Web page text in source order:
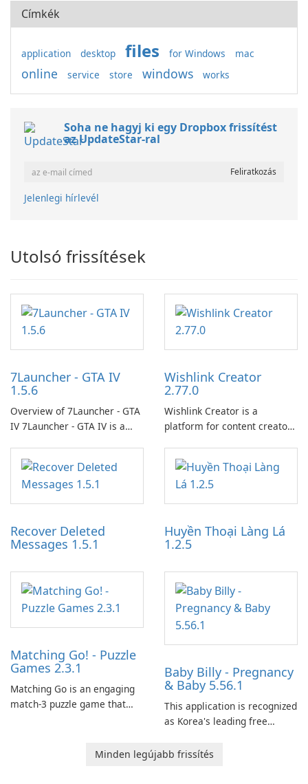
Címkék
application desktop files for Windows mac
online service store windows works
Soha ne hagyj ki egy Dropbox frissítést
az UpdateStar-ral
Jelenlegi hírlevél
Utolsó frissítések
7Launcher - GTA IV
1.5.6
Overview of 7Launcher - GTA
IV 7Launcher - GTA IV is a
application designed to
optimize the gaming
experience for Grand Theft
Auto IV.
Wishlink Creator
2.77.0
Wishlink Creator is a
platform for content creators
work through built-in brand
partnerships and integrated
tools for content distribution
and audience engagement.
Recover Deleted
Messages 1.5.1
Huyền Thoại Làng Lá
1.2.5
Matching Go! - Puzzle
Games 2.3.1
Matching Go is an engaging
match-3 puzzle game that
Ollie, on an adventurous
Baby Billy - Pregnancy
& Baby 5.56.1
This application is recognized
as Korea's leading free
baby tracking, offering
Minden legújabb frissítés